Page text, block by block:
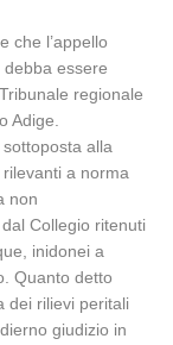
che l’appello
essere
regionale
Adige.
alla
a norma
non
Collegio ritenuti
inidonei a
Quanto detto
dei rilievi peritali
giudizio in